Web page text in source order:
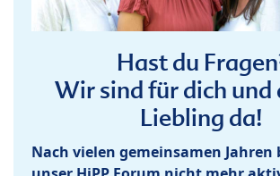
Hast du
Wir sind für dich und
Liebling da!
Nach vielen gemeinsamen